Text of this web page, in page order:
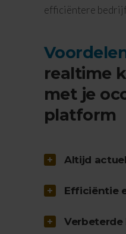
efficiëntere
realtime
met je
platform
Altijd
Efficiëntie